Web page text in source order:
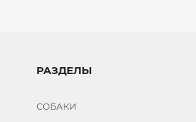
РАЗДЕЛЫ
СОБАКИ